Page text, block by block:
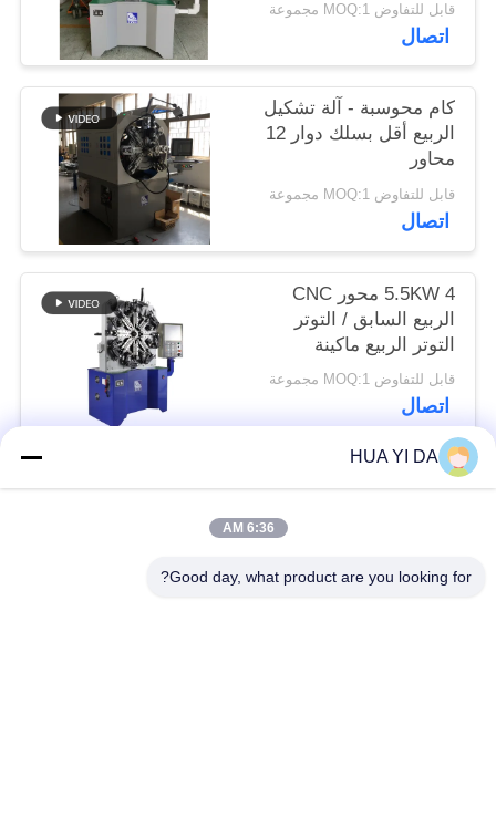
قابل للتفاوض MOQ:1 مجموعة
اتصال
كام محوسبة - آلة تشكيل
الربيع أقل بسلك دوار 12
محاور
قابل للتفاوض MOQ:1 مجموعة
اتصال
5.5KW 4 محور CNC
الربيع السابق / التوتر
التوتر الربيع ماكينة
قابل للتفاوض MOQ:1 مجموعة
اتصال
فئات شعبية
التصنيع باستخدام
HUA YI DA
6:36 AM
Good day, what product are you looking for?